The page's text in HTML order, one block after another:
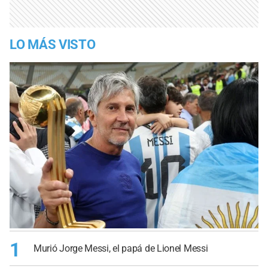
LO MÁS VISTO
1 Murió Jorge Messi, el papá de Lionel Messi